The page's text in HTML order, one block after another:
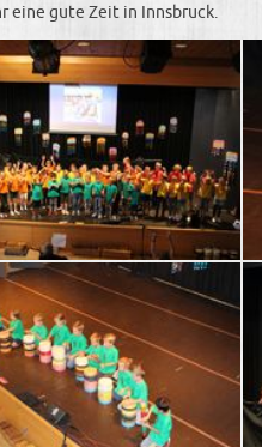
eine gute Zeit in Innsbruck.